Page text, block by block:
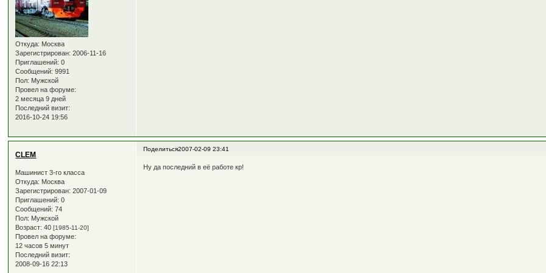
Откуда: Москва
Зарегистрирован: 2006-11-16
Приглашений: 0
Сообщений: 9991
Пол: Мужской
Провел на форуме:
2 месяца 9 дней
Последний визит:
2016-10-24 19:56
Поделиться2007-02-09 23:41
CLEM
Машинист 3-го класса
Откуда: Москва
Зарегистрирован: 2007-01-09
Приглашений: 0
Сообщений: 74
Пол: Мужской
Возраст: 40[1985-11-20]
Провел на форуме:
12 часов 5 минут
Последний визит:
2008-09-16 22:13
Ну да последний в её работе кр!